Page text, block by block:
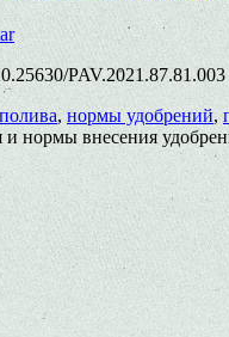
, нормы удобрений,
нормы внесения